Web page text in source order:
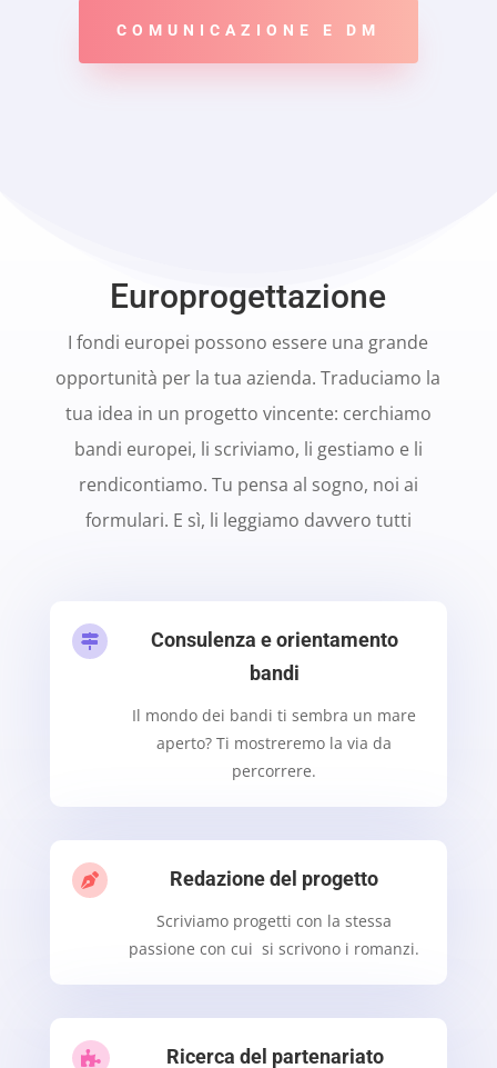
COMUNICAZIONE E DM
Europrogettazione
I fondi europei possono essere una grande
opportunità per la tua azienda. Traduciamo la
tua idea in un progetto vincente: cerchiamo
bandi europei, li scriviamo, li gestiamo e li
rendicontiamo. Tu pensa al sogno, noi ai
formulari. E sì, li leggiamo davvero tutti

Consulenza e orientamento
bandi
Il mondo dei bandi ti sembra un mare
aperto? Ti mostreremo la via da
percorrere.
 Redazione del progetto
Scriviamo progetti con la stessa
passione con cui si scrivono i romanzi.
 Ricerca del partenariato